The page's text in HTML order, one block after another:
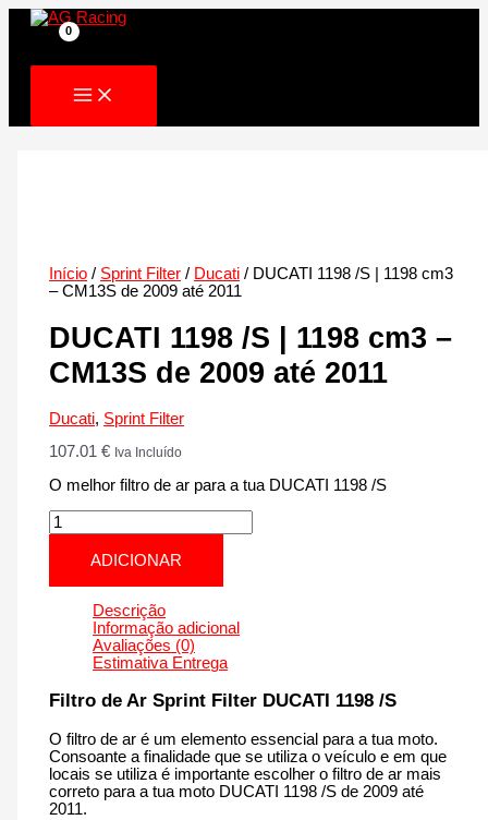
Skip
Início / Sprint Filter / Ducati / DUCATI 1198 /S | 1198 cm3
– CM13S de 2009 até 2011
DUCATI 1198 /S | 1198 cm3 –
CM13S de 2009 até 2011
Ducati, Sprint Filter
107.01€ Iva Incluído
O melhor filtro de ar para a tua DUCATI 1198 /S
Quantidade
de
DUCATI
/S
CM13S
de
2009
2011
ADICIONAR
Descrição
Informação adicional
Avaliações (0)
Estimativa Entrega
Filtro de Ar Sprint Filter DUCATI 1198 /S
O filtro de ar é um elemento essencial para a tua moto.
Consoante a finalidade que se utiliza o veículo e em que
locais se utiliza é importante escolher o filtro de ar mais
correto para a tua moto DUCATI 1198 /S de 2009 até
2011.